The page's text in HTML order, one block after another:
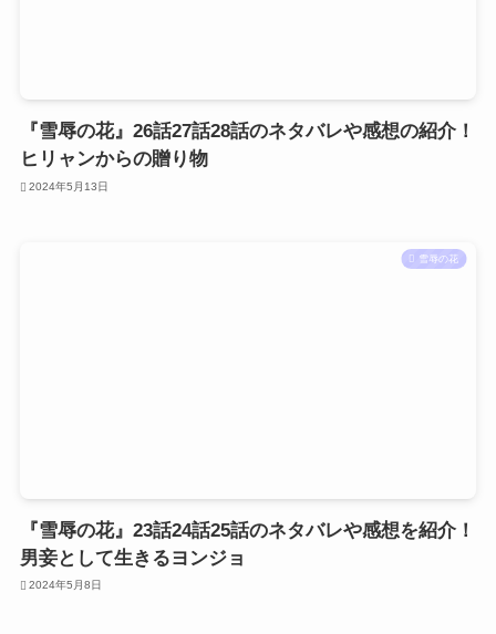
『雪辱の花』26話27話28話のネタバレや感想の紹介！
ヒリャンからの贈り物
2024年5月13日
雪辱の花
『雪辱の花』23話24話25話のネタバレや感想を紹介！
男妾として生きるヨンジョ
2024年5月8日